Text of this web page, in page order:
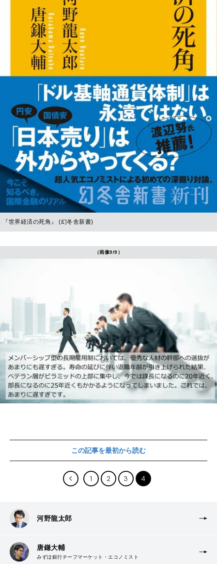
『世界経済の死角』 (幻冬舎新書)
（画像9/9）
この記事を最初から読む
1 2 3 4
河野龍太郎
唐鎌大輔
みずほ銀行チーフマーケット・エコノミスト